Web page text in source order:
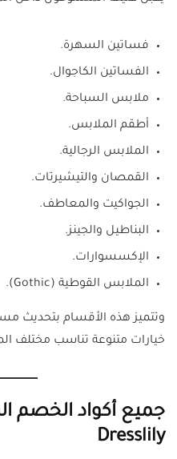
فساتين السهرة.
الفساتين الكاجوال.
ملابس السباحة.
أطقم الملابس.
الملابس الرجالية.
القمصان والتيشيرتات.
الجواكيت والمعاطف.
البناطيل والجينز.
الإكسسوارات.
الملابس القوطية (Gothic).
وتتميز هذه الأقسام بتحديث
خيارات متنوعة تناسب مختلف
جميع أكواد الخصم
Dresslily